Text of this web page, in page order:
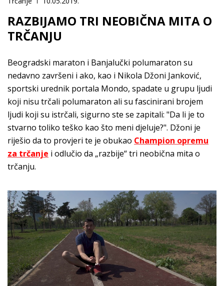
RAZBIJAMO TRI NEOBIČNA MITA O
TRČANJU
Beogradski maraton i Banjalučki polumaraton su
nedavno završeni i ako, kao i Nikola Džoni Janković,
sportski urednik portala Mondo, spadate u grupu ljudi
koji nisu trčali polumaraton ali su fascinirani brojem
ljudi koji su istrčali, sigurno ste se zapitali: "Da li je to
stvarno toliko teško kao što meni djeluje?". Džoni je
riješio da to provjeri te je obukao Champion opremu
za trčanje i odlučio da „razbije“ tri neobična mita o
trčanju.